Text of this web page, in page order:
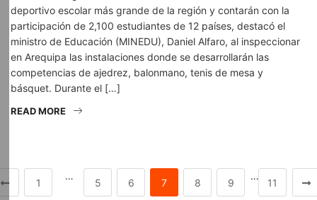
deportivo escolar más grande de la región y contarán con la
participación de 2,100 estudiantes de 12 países, destacó el
ministro de Educación (MINEDU), Daniel Alfaro, al inspeccionar
en Arequipa las instalaciones donde se desarrollarán las
competencias de ajedrez, balonmano, tenis de mesa y
básquet. Durante el […]
READ MORE
1
…
5 6 7 8 9
…
11